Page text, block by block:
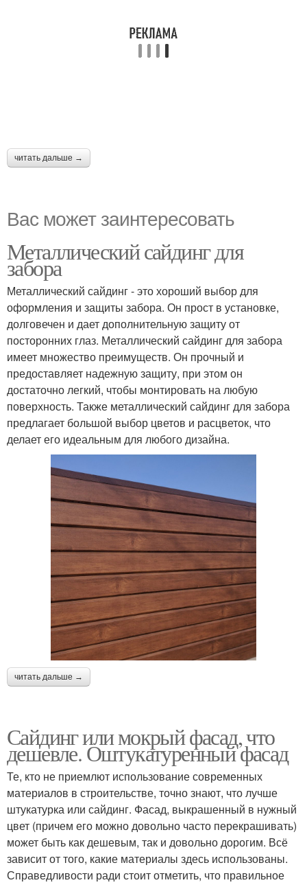
читать дальше →
Вас может заинтересовать
Металлический сайдинг для
забора
Металлический сайдинг - это хороший выбор для
оформления и защиты забора. Он прост в установке,
долговечен и дает дополнительную защиту от
посторонних глаз. Металлический сайдинг для забора
имеет множество преимуществ. Он прочный и
предоставляет надежную защиту, при этом он
достаточно легкий, чтобы монтировать на любую
поверхность. Также металлический сайдинг для забора
предлагает большой выбор цветов и расцветок, что
делает его идеальным для любого дизайна.
читать дальше →
Сайдинг или мокрый фасад, что
дешевле. Оштукатуренный фасад
Те, кто не приемлют использование современных
материалов в строительстве, точно знают, что лучше
штукатурка или сайдинг. Фасад, выкрашенный в нужный
цвет (причем его можно довольно часто перекрашивать)
может быть как дешевым, так и довольно дорогим. Всё
зависит от того, какие материалы здесь использованы.
Справедливости ради стоит отметить, что правильное